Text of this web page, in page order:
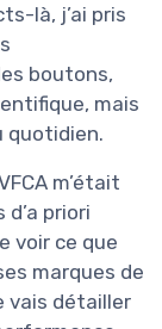
là, j’ai pris
boutons,
mais
quotidien.
m’était
priori
voir ce que
marques de
vais détailler